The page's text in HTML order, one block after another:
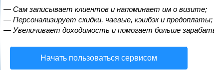
Как зарезервировать билет на
поезд?
Как восстановить билет на
поезд?
На каких поездах доехать с
Костаная до ялты
— Сам записывает клиентов и напоминает им о визите;
— Персонализирует скидки, чаевые, кэшбэк и предоплаты;
— Увеличивает доходимость и помогает больше
Начать пользоваться сервисом